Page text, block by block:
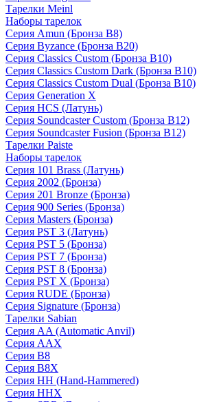
Тарелки Meinl
Наборы тарелок
Серия Amun (Бронза B8)
Серия Byzance (Бронза B20)
Серия Classics Custom (Бронза B10)
Серия Classics Custom Dark (Бронза B10)
Серия Classics Custom Dual (Бронза B10)
Серия Generation X
Серия HCS (Латунь)
Серия Soundcaster Custom (Бронза B12)
Серия Soundcaster Fusion (Бронза B12)
Тарелки Paiste
Наборы тарелок
Серия 101 Brass (Латунь)
Серия 2002 (Бронза)
Серия 201 Bronze (Бронза)
Серия 900 Series (Бронза)
Серия Masters (Бронза)
Серия PST 3 (Латунь)
Серия PST 5 (Бронза)
Серия PST 7 (Бронза)
Серия PST 8 (Бронза)
Серия PST X (Бронза)
Серия RUDE (Бронза)
Серия Signature (Бронза)
Тарелки Sabian
Серия AA (Automatic Anvil)
Серия AAX
Серия B8
Серия B8X
Серия HH (Hand-Hammered)
Серия HHX